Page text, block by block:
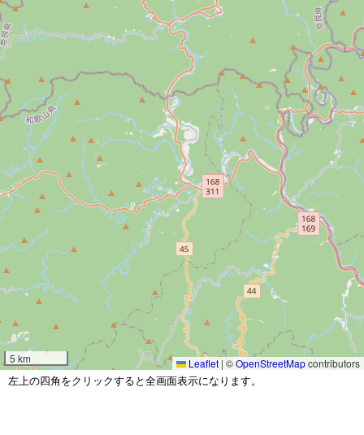
5 km Leaflet | ©OpenStreetMapcontributors
左上の四角をクリックすると全画面表示になります。